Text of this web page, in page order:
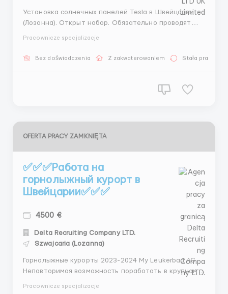
Установка солнечных панелей Tesla в Швейцарии
(Лозанна). Открыт набор. Обязательно проводят
языка не требуется; - Опыт работы желаетелен. Те
Pracownicze specjalizacje
Bez doświadczenia Z zakwaterowaniem Stała praca
OFERTA PRACY ZAMKNIĘTA
✅✅✅Работа на
горнолыжный курорт в
Швейцарии✅✅✅
4500 €
Delta Recruiting Company LTD.
Szwajcaria (Lozanna)
Горнолыжные курорты 2023-2024 My Leukerbad AG
Неповторимая возможность поработать в крупном
Pracownicze specjalizacje